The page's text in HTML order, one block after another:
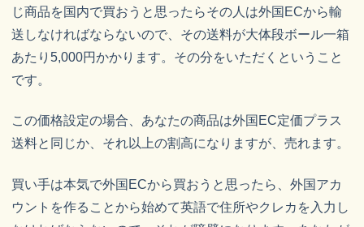
じ商品を国内で買おうと思ったらその人は外国ECから輸
送しなければならないので、その送料が大体段ボール一箱
あたり5,000円かかります。その分をいただくということ
です。
この価格設定の場合、あなたの商品は外国EC定価プラス
送料と同じか、それ以上の割高になりますが、売れます。
買い手は本気で外国ECから買おうと思ったら、外国アカ
ウントを作ることから始めて英語で住所やクレカを入力し